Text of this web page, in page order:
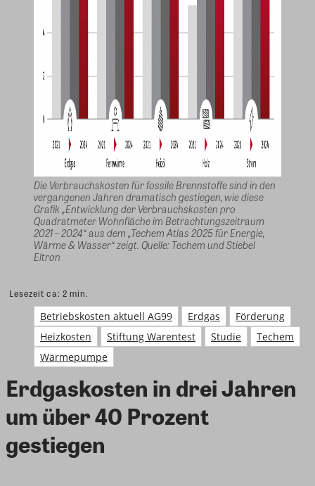
Die Verbrauchskosten für fossile Brennstoffe sind in den
vergangenen Jahren dramatisch gestiegen, wie diese
Grafik „Entwicklung der Verbrauchskosten pro
Quadratmeter Wohnfläche im Betrachtungszeitraum
2021 – 2024“ aus dem „Techem Atlas 2025 für Energie,
Wärme & Wasser“ zeigt. Quelle: Techem und Stiebel
Eltron
Lesezeit ca: 2 min.
Betriebskosten aktuell AG99 Erdgas
Förderung
Heizkosten
Stiftung Warentest Studie
Techem
Wärmepumpe
Erdgaskosten in drei Jahren
um über 40 Prozent
gestiegen